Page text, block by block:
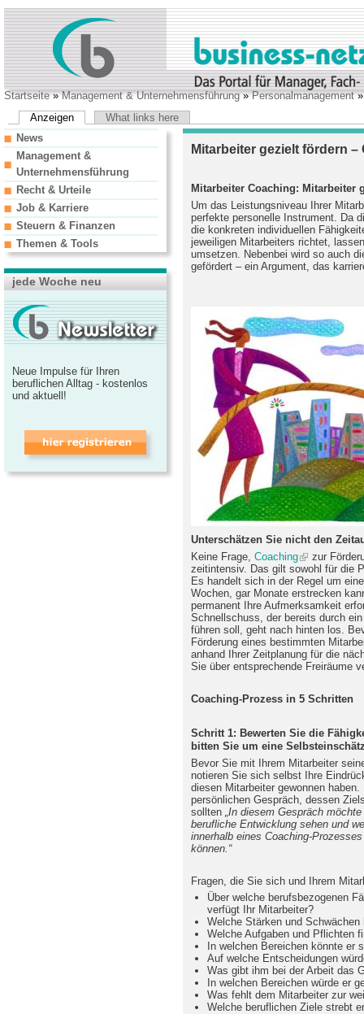
Startseite»Management & Unternehmensführung»Personalmanagement
Anzeigen
What links here
Mitarbeiter gezielt fördern
Mitarbeiter Coaching: Mitarbeiter
Um das Leistungsniveau Ihrer
perfekte personelle Instrument. Da
die konkreten individuellen
jeweiligen Mitarbeiters richtet,
umsetzen. Nebenbei wird so auch
gefördert – ein Argument, das
Unterschätzen Sie nicht den
Keine Frage, Coaching
zur
zeitintensiv. Das gilt sowohl für die
Es handelt sich in der Regel um
Wochen, gar Monate erstrecken
permanent Ihre Aufmerksamkeit
Schnellschuss, der bereits durch
führen soll, geht nach hinten los.
Förderung eines bestimmten
anhand Ihrer Zeitplanung für die
Sie über entsprechende Freiräume
Coaching-Prozess in 5 Schritten
Schritt 1: Bewerten Sie die
bitten Sie um eine
Bevor Sie mit Ihrem Mitarbeiter
notieren Sie sich selbst Ihre
diesen Mitarbeiter gewonnen
persönlichen Gespräch, dessen
sollten „In diesem Gespräch
berufliche Entwicklung sehen und
innerhalb eines Coaching-
können.“
Fragen, die Sie sich und Ihrem
Über welche berufsbezogenen
verfügt Ihr Mitarbeiter?
Welche Stärken und Schwächen
Welche Aufgaben und Pflichten
In welchen Bereichen könnte er
Auf welche Entscheidungen
Was gibt ihm bei der Arbeit das
In welchen Bereichen würde er
Was fehlt dem Mitarbeiter zur
Welche beruflichen Ziele strebt
News
Management &
Unternehmensführung
Recht & Urteile
Job & Karriere
Steuern & Finanzen
Themen & Tools
jede Woche neu
Neue Impulse für Ihren
beruflichen Alltag - kostenlos
und aktuell!